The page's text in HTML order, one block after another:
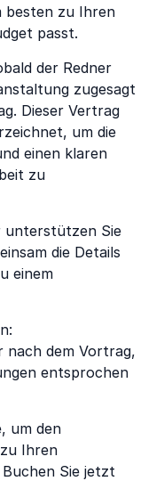
besten zu Ihren
passt.
der Redner
zugesagt
Dieser Vertrag
um die
einen klaren
zu
unterstützen Sie
die Details
einem
nach dem Vortrag,
entsprochen
um den
Ihren
Sie jetzt